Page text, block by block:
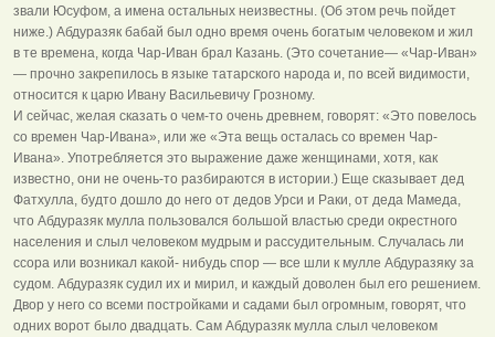
звали Юсуфом, а имена остальных неизвестны. (Об этом речь пойдет
ниже.) Абдуразяк бабай был одно время очень богатым человеком и жил
в те времена, когда Чар-Иван брал Казань. (Это сочетание— «Чар-Иван»
— прочно закрепилось в языке татарского народа и, по всей видимости,
относится к царю Ивану Васильевичу Грозному.
И сейчас, желая сказать о чем-то очень древнем, говорят: «Это повелось
со времен Чар-Ивана», или же «Эта вещь осталась со времен Чар-
Ивана». Употребляется это выражение даже женщинами, хотя, как
известно, они не очень-то разбираются в истории.) Еще сказывает дед
Фатхулла, будто дошло до него от дедов Урси и Раки, от деда Мамеда,
что Абдуразяк мулла пользовался большой властью среди окрестного
населения и слыл человеком мудрым и рассудительным. Случалась ли
ссора или возникал какой- нибудь спор — все шли к мулле Абдуразяку за
судом. Абдуразяк судил их и мирил, и каждый доволен был его решением.
Двор у него со всеми постройками и садами был огромным, говорят, что
одних ворот было двадцать. Сам Абдуразяк мулла слыл человеком